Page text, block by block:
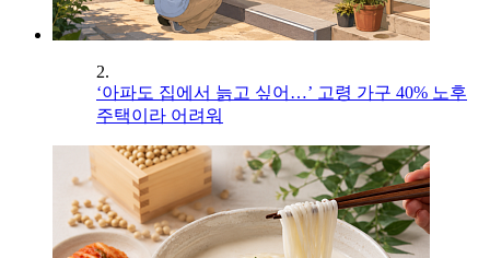
2.
‘아파도 집에서 늙고 싶어…’ 고령 가구 40% 노후
주택이라 어려워